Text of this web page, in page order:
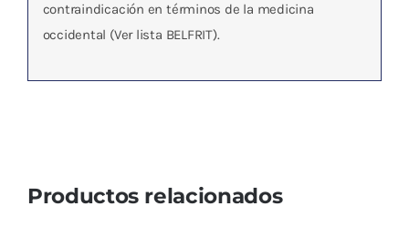
contraindicación en términos de la medicina
occidental (Ver lista BELFRIT).
Productos relacionados